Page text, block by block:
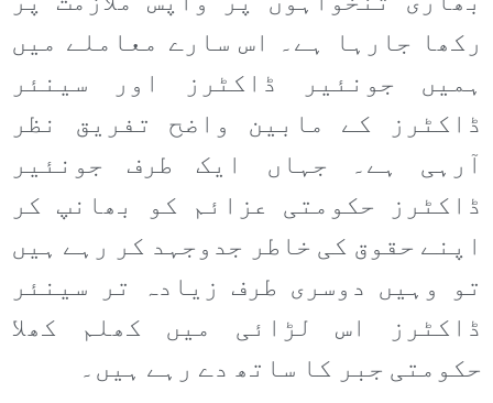
رکھا جارہا ہے۔ اس سارے معاملے میں
ہمیں جونئیر ڈاکٹرز اور سینئر
ڈاکٹرز کے مابین واضح تفریق نظر
آرہی ہے۔ جہاں ایک طرف جونئیر
ڈاکٹرز حکومتی عزائم کو بھانپ کر
اپنے حقوق کی خاطر جدوجہد کر رہے ہیں
تو وہیں دوسری طرف زیادہ تر سینئر
ڈاکٹرز اس لڑائی میں کھلم کھلا
حکومتی جبر کا ساتھ دے رہے ہیں۔